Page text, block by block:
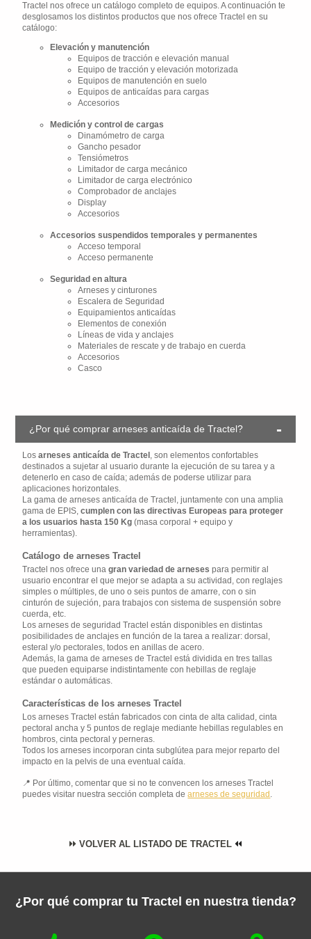
Tractel nos ofrece un catálogo completo de equipos. A continuación te
desglosamos los distintos productos que nos ofrece Tractel en su
catálogo:
Elevación y manutención
Equipos de tracción e elevación manual
Equipo de tracción y elevación motorizada
Equipos de manutención en suelo
Equipos de anticaídas para cargas
Accesorios
Medición y control de cargas
Dinamómetro de carga
Gancho pesador
Tensiómetros
Limitador de carga mecánico
Limitador de carga electrónico
Comprobador de anclajes
Display
Accesorios
Accesorios suspendidos temporales y permanentes
Acceso temporal
Acceso permanente
Seguridad en altura
Arneses y cinturones
Escalera de Seguridad
Equipamientos anticaídas
Elementos de conexión
Líneas de vida y anclajes
Materiales de rescate y de trabajo en cuerda
Accesorios
Casco
¿Por qué comprar arneses anticaída de Tractel?
Losarneses anticaída de Tractel , son elementos confortables
destinados a sujetar al usuario durante la ejecución de su tarea y a
detenerlo en caso de caída; además de poderse utilizar para
aplicaciones horizontales.
La gama de arneses anticaída de Tractel, juntamente con una amplia
gama de EPIS,cumplen con las directivas Europeas para proteger
a los usuarios hasta 150 Kg (masa corporal + equipo y
herramientas).
Catálogo de arneses Tractel
Tractel nos ofrece unagran variedad de arneses para permitir al
usuario encontrar el que mejor se adapta a su actividad, con reglajes
simples o múltiples, de uno o seis puntos de amarre, con o sin
cinturón de sujeción, para trabajos con sistema de suspensión sobre
cuerda, etc.
Los arneses de seguridad Tractel están disponibles en distintas
posibilidades de anclajes en función de la tarea a realizar: dorsal,
esteral y/o pectorales, todos en anillas de acero.
Además, la gama de arneses de Tractel está dividida en tres tallas
que pueden equiparse indistintamente con hebillas de reglaje
estándar o automáticas.
Características de los arneses Tractel
Los arneses Tractel están fabricados con cinta de alta calidad, cinta
pectoral ancha y 5 puntos de reglaje mediante hebillas regulables en
hombros, cinta pectoral y perneras.
Todos los arneses incorporan cinta subglútea para mejor reparto del
impacto en la pelvis de una eventual caída.
Por último, comentar que si no te convencen los arneses Tractel
puedes visitar nuestra sección completa dearneses de seguridad .
VOLVER AL LISTADO DE TRACTEL
¿Por qué comprar tu Tractel en nuestra tienda?